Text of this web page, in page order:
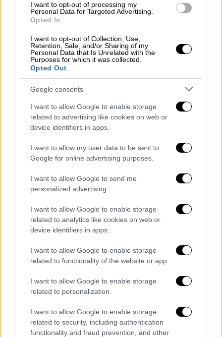
I want to opt-out of processing my
Personal Data for Targeted Advertising.
Opted In
I want to opt-out of Collection, Use,
Retention, Sale, and/or Sharing of my
Personal Data that Is Unrelated with the
Purposes for which it was collected.
Opted Out
Google consents
I want to allow Google to enable storage
related to advertising like cookies on web or
device identifiers in apps.
I want to allow my user data to be sent to
Google for online advertising purposes.
I want to allow Google to send me
personalized advertising.
I want to allow Google to enable storage
related to analytics like cookies on web or
device identifiers in apps.
I want to allow Google to enable storage
related to functionality of the website or app.
I want to allow Google to enable storage
related to personalization.
I want to allow Google to enable storage
related to security, including authentication
functionality and fraud prevention, and other
Μπινός, βρέθηκε στη Θεσσαλονίκη για να
παρουσιάσει το πρώτο της ντοκιμαντέρ «In-
I In Motion» και μίλησε για τη δημιουργία,
τον φόβο, τη διαίσθηση και την ανάγκη ενός
καλλιτέχνη να παραμένει αυθεντικός
Μην πεις ότι δεν ήξερες: Τι διαβάζουμε
και πού βγαίνουμε σήμερα Τετάρτη;
Μην πεις ότι δεν ήξερες: Τι διαβάζουμε και
πού βγαίνουμε σήμερα Τετάρτη;